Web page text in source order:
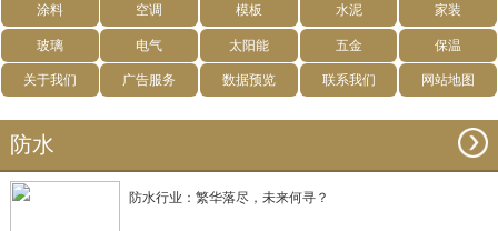
涂料 空调 模板 水泥 家装
玻璃 电气 太阳能 五金 保温
关于我们 广告服务 数据预览 联系我们 网站地图
防水
防水行业：繁华落尽，未来何寻？